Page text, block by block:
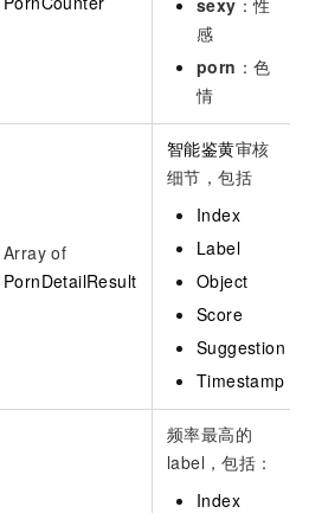
感
porn ：色
情
Array of
PornDetailResult
智能鉴黄审核
细节，包括
Index
Label
Object
Score
Suggestion
Timestamp
频率最高的
label，包括：
Index